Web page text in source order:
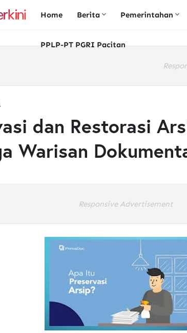
Home Berita Pemerintahan
PPLP-PT PGRI Pacitan
dan Restorasi
Warisan
Responsive Advertisement